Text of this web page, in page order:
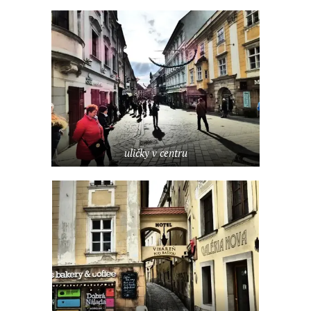
uličky v centru